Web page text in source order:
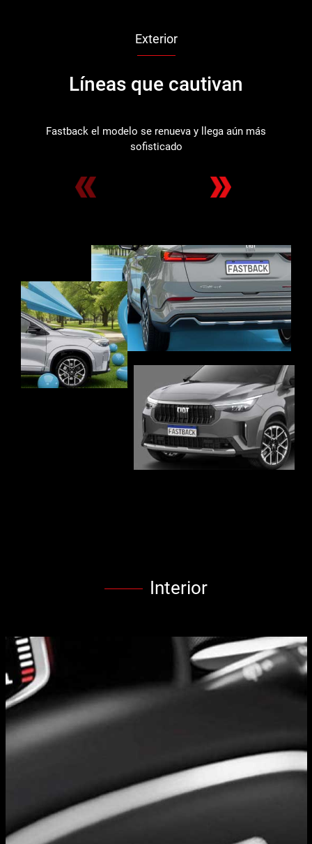
Exterior
Líneas que cautivan
Fastback el modelo se renueva y llega aún más
sofisticado
Interior